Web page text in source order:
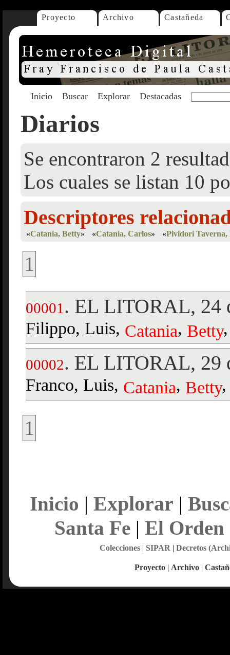
Proyecto Archivo Castañeda
Inicio Buscar Explorar Destacadas
Diarios
Se encontraron 2
Los cuales se listan 10
Descriptores
«Catania, Betty» «Catania, Carlos» «Pividori Taverna,
1
00001 . EL LITORAL, 24
Filippo, Luis, Catania, Betty
00002. EL LITORAL, 29
Franco, Luis, Catania, Betty
1
Inicio | Explorar |
Santa Fe| El Orden
Colecciones| SIPAR | Decretos
Proyecto | Archivo |